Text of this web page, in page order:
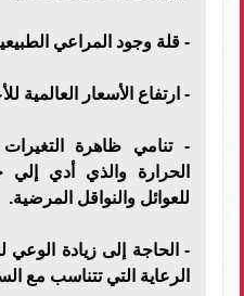
- قلة وجود المراعي
- ارتفاع الأسعار العالمية
- تنامي ظاهرة التغيرات
الحرارة والذي أدي
للعوائل والنواقل المرضية.
- الحاجة إلى زيادة الوعي
الرعاية التي تتناسب مع